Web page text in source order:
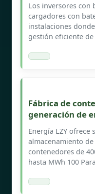
Los inversores con
cargadores con
instalaciones
gestión eficiente
Fábrica de
generación de
Energía LZY ofrece
almacenamiento
contenedores de
hasta MWh 100